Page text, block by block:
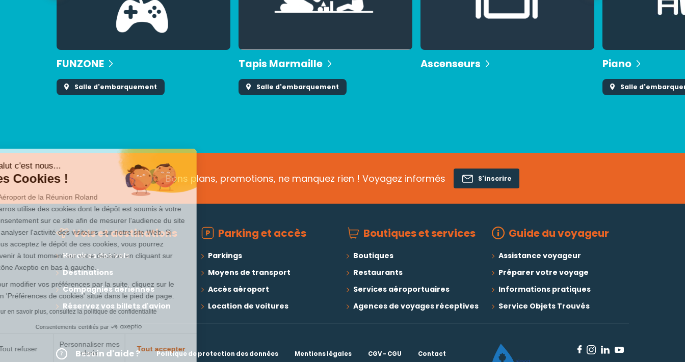
Salut c'est nous...
les Cookies !
L’Aéroport de la Réunion Roland
Garros utilise des cookies dont le dépôt est soumis à votre
consentement sur ce site afin de mesurer l’audience du site
et analyser l'activité des visiteurs sur notre site Web. Si
vous acceptez le dépôt de ces cookies, vous pourrez
revenir à tout moment sur votre décision en cliquant sur
l’icône Axeptio en bas à gauche.
Pour modifier vos préférences par la suite, cliquez sur le
lien 'Préférences de cookies' situé dans le pied de page.
Pour en savoir plus, consultez la politique de confidentialité
Consentements certifiés par
Tout refuser
Personnaliser mes
choix
Tout accepter
FUNZONE
Salle d'embarquement
Tapis Marmaille
Salle d'embarquement
Ascenseurs Piano
Salle
Bons plans, promotions, ne manquez rien ! Voyagez informés S'inscrire
Vols et destinations
Horaires des vols
Destinations
Compagnies aériennes
Réservez vos billets d'avion
Parking et accès
Parkings
Moyens de transport
Accès aéroport
Location de voitures
Boutiques et services
Boutiques
Restaurants
Services aéroportuaires
Agences de voyages réceptives
Guide du voyageur
Assistance voyageur
Préparer votre voyage
Informations pratiques
Service Objets Trouvés
Besoin d'aide ? Politique de protection des données Mentions légales CGV - CGU Contact